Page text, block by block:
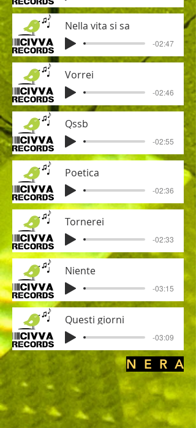
Nella vita si sa
-02:47
Vorrei
-02:46
Qssb
-02:55
Poetica
-02:36
Tornerei
-02:33
Niente
-03:15
Questi giorni
-03:09
N E R A